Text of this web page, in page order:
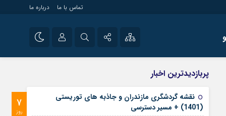
تماس با ما درباره ما
آپارات
رمز عبور
راه اندازی سایت و
سایت های خبری و
پربازدیدترین اخبار
7
روز
نقشه گردشگری مازندران و جاذبه های توریستی
(1401) + مسیر دسترسی